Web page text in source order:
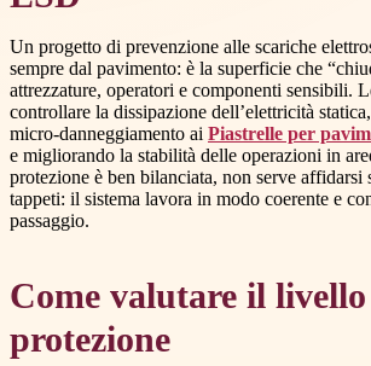
Un progetto di prevenzione alle scariche
sempre dal pavimento: è la superficie che
attrezzature, operatori e componenti sensibili.
controllare la dissipazione dell’elettricità
micro-danneggiamento ai Piastrelle per
e migliorando la stabilità delle operazioni in
protezione è ben bilanciata, non serve affidarsi
tappeti: il sistema lavora in modo coerente e
passaggio.
Come valutare il
protezione